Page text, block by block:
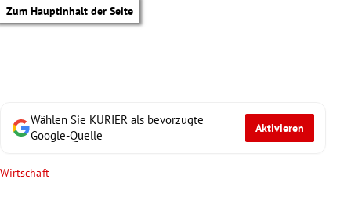
Zum Hauptinhalt der Seite
Wählen Sie KURIER als bevorzugte
Google-Quelle
Aktivieren
Wirtschaft